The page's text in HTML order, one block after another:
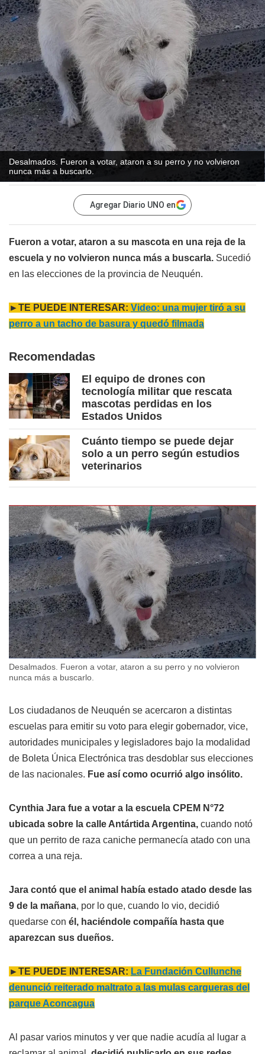
Desalmados. Fueron a votar, ataron a su perro y no volvieron
nunca más a buscarlo.
Agregar Diario UNO en
Fueron a votar, ataron a su mascota en una reja de la
escuela y no volvieron nunca más a buscarla. Sucedió
en las elecciones de la provincia de Neuquén.
►TE PUEDE INTERESAR: Video: una mujer tiró a su
perro a un tacho de basura y quedó filmada
Recomendadas
El equipo de drones con
tecnología militar que rescata
mascotas perdidas en los
Estados Unidos
Cuánto tiempo se puede dejar
solo a un perro según estudios
veterinarios
Desalmados. Fueron a votar, ataron a su perro y no volvieron
nunca más a buscarlo.
Los ciudadanos de Neuquén se acercaron a distintas
escuelas para emitir su voto para elegir gobernador, vice,
autoridades municipales y legisladores bajo la modalidad
de Boleta Única Electrónica tras desdoblar sus elecciones
de las nacionales. Fue así como ocurrió algo insólito.
Cynthia Jara fue a votar a la escuela CPEM N°72
ubicada sobre la calle Antártida Argentina, cuando notó
que un perrito de raza caniche permanecía atado con una
correa a una reja.
Jara contó que el animal había estado atado desde las
9 de la mañana, por lo que, cuando lo vio, decidió
quedarse con él, haciéndole compañía hasta que
aparezcan sus dueños.
►TE PUEDE INTERESAR: La Fundación Cullunche
denunció reiterado maltrato a las mulas cargueras del
parque Aconcagua
Al pasar varios minutos y ver que nadie acudía al lugar a